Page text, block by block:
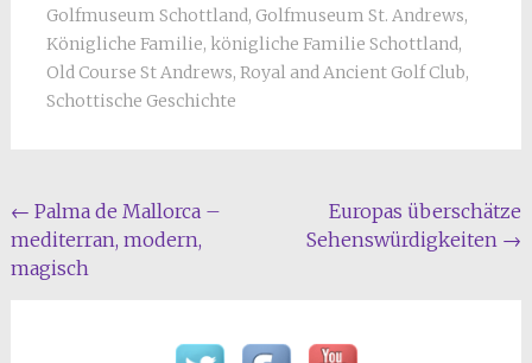
Golfmuseum Schottland, Golfmuseum St. Andrews,
Königliche Familie, königliche Familie Schottland,
Old Course St Andrews, Royal and Ancient Golf Club,
Schottische Geschichte
Beitragsnavigation
← Palma de Mallorca –
mediterran, modern,
magisch
Europas überschätze
Sehenswürdigkeiten →